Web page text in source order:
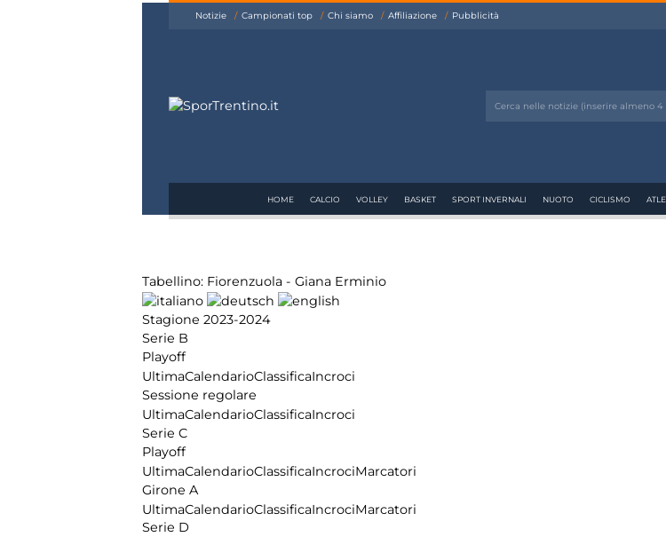
Notizie Campionati top Chi siamo Affiliazione Pubblicità
HOME CALCIO VOLLEY BASKET SPORT INVERNALI NUOTO CICLISMO
Tabellino: Fiorenzuola - Giana Erminio
Stagione 2023-2024
Serie B
Playoff
UltimaCalendarioClassificaIncroci
Sessione regolare
UltimaCalendarioClassificaIncroci
Serie C
Playoff
UltimaCalendarioClassificaIncrociMarcatori
Girone A
UltimaCalendarioClassificaIncrociMarcatori
Serie D